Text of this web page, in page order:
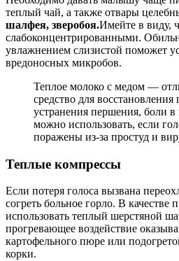
теплый чай, а также отвары
шалфея, зверобоя.Имейте в виду,
слабоконцентрированными.
увлажнением слизистой поможет
вредоносных микробов.
Теплое молоко с медом —
средство для восстановления
устранения першения, боли в
можно использовать, если
поражены из-за простуд и
Теплые компрессы
Если потеря голоса вызвана
согреть больное горло. В качестве
использовать теплый шерстяной
прогревающее воздействие
картофельного пюре или
корки.